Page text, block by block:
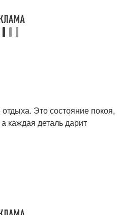
Это состояние покоя,
каждая деталь дарит